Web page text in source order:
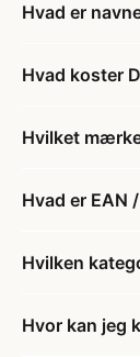
Hvad er
Hvad koster
Hvilket
Hvad er EAN
Hvilken
Hvor kan jeg